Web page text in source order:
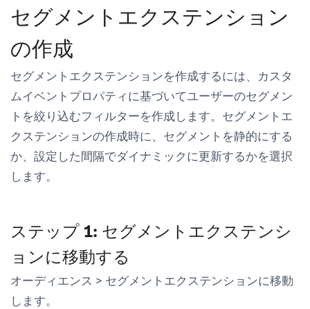
セグメントエクステンション
の作成
セグメントエクステンションを作成するには、カスタ
ムイベントプロパティに基づいてユーザーのセグメン
トを絞り込むフィルターを作成します。セグメントエ
クステンションの作成時に、セグメントを静的にする
か、設定した間隔でダイナミックに更新するかを選択
します。
ステップ 1: セグメントエクステンシ
ョンに移動する
オーディエンス > セグメントエクステンションに移動
します。